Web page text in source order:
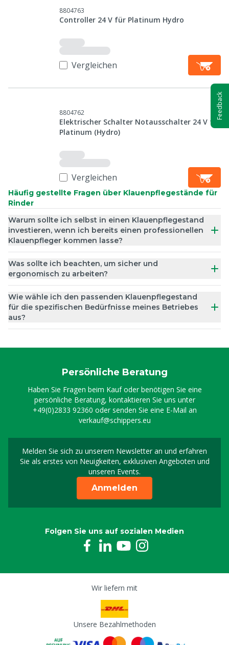
8804763
Controller 24 V für Platinum Hydro
Vergleichen
8804762
Elektrischer Schalter Notausschalter 24 V für
Platinum (Hydro)
Vergleichen
Häufig gestellte Fragen über Klauenpflegestände für
Rinder
Warum sollte ich selbst in einen Klauenpflegestand
investieren, wenn ich bereits einen professionellen
Klauenpfleger kommen lasse?
Was sollte ich beachten, um sicher und
ergonomisch zu arbeiten?
Wie wähle ich den passenden Klauenpflegestand
für die spezifischen Bedürfnisse meines Betriebes
aus?
Persönliche Beratung
Haben Sie Fragen beim Kauf oder benötigen Sie eine
persönliche Beratung, kontaktieren Sie uns unter
+49(0)2833 92360 oder senden Sie eine E-Mail an
verkauf@schippers.eu
Melden Sie sich zu unserem Newsletter an und erfahren
Sie als erstes von Neuigkeiten, exklusiven Angeboten und
unseren Events.
Melden Sie sich für
Anmelden
Folgen Sie uns auf sozialen Medien
Wir liefern mit
Unsere Bezahlmethoden
Feedback